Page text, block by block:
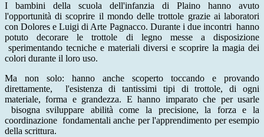
I bambini della scuola dell'infanzia di Plaino hanno avuto
l'opportunità di scoprire il mondo delle trottole grazie ai laboratori
con Dolores e Luigi di Arte Pagnacco. Durante i due incontri hanno
potuto decorare le trottole di legno messe a disposizione
sperimentando tecniche e materiali diversi e scoprire la magia dei
colori durante il loro uso.
Ma non solo: hanno anche scoperto toccando e provando
direttamente,
l'esistenza di tantissimi tipi di trottole, di ogni
materiale, forma e grandezza. E hanno imparato che per usarle
bisogna sviluppare abilità come la precisione, la forza e la
coordinazione fondamentali anche per l'apprendimento per esempio
della scrittura.